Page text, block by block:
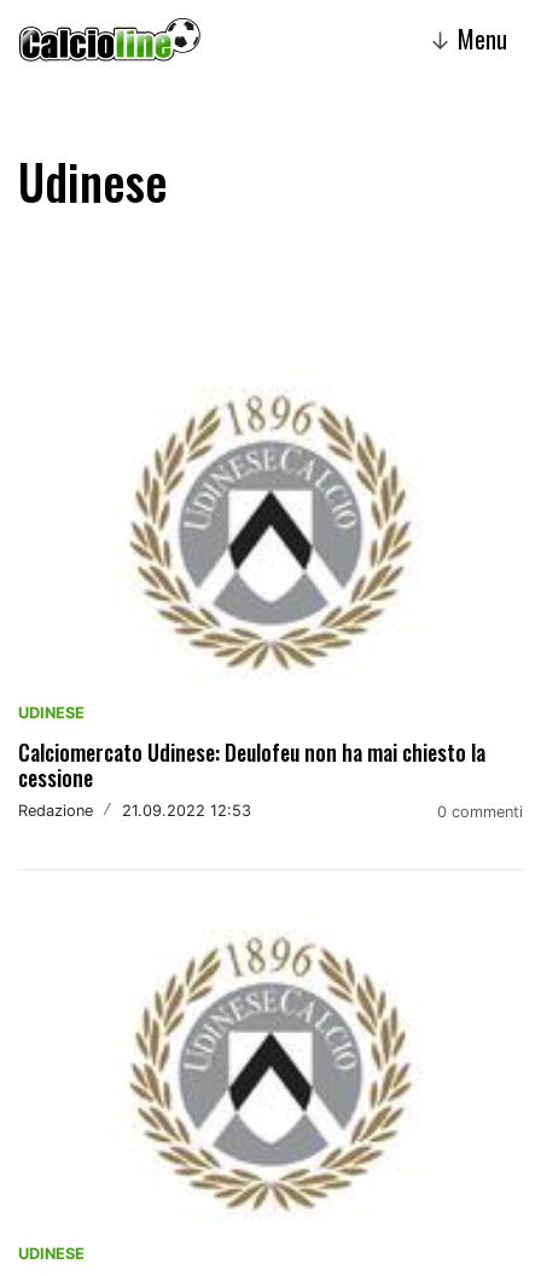
↓ Menu
Udinese
UDINESE
Calciomercato Udinese: Deulofeu non ha mai chiesto la
cessione
Redazione / 21.09.2022 12:53 0 commenti
UDINESE